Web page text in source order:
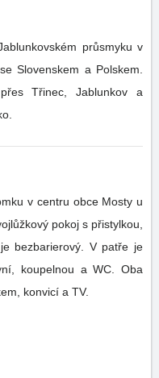
průsmyku v
Slovenskem a Polskem.
Třinec, Jablunkov a
v centru obce Mosty u
pokoj s přistylkou,
bezbarierový. V patře je
koupelnou a WC. Oba
konvicí a TV.